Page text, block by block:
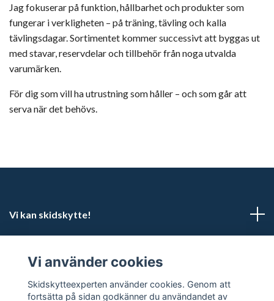
Jag fokuserar på funktion, hållbarhet och produkter som
fungerar i verkligheten – på träning, tävling och kalla
tävlingsdagar. Sortimentet kommer successivt att byggas ut
med stavar, reservdelar och tillbehör från noga utvalda
varumärken.
För dig som vill ha utrustning som håller – och som går att
serva när det behövs.
Vi kan skidskytte!
Sociala medier
Vi använder cookies
Skidskytteexperten använder cookies. Genom att
fortsätta på sidan godkänner du användandet av